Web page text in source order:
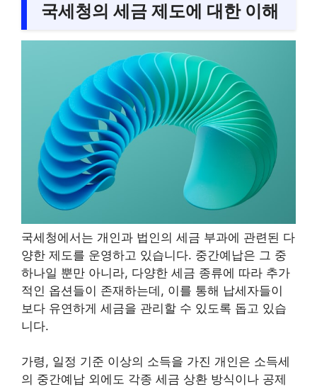
국세청의 세금 제도에 대한 이해
국세청에서는 개인과 법인의 세금 부과에 관련된 다
양한 제도를 운영하고 있습니다. 중간예납은 그 중
하나일 뿐만 아니라, 다양한 세금 종류에 따라 추가
적인 옵션들이 존재하는데, 이를 통해 납세자들이
보다 유연하게 세금을 관리할 수 있도록 돕고 있습
니다.
가령, 일정 기준 이상의 소득을 가진 개인은 소득세
의 중간예납 외에도 각종 세금 상환 방식이나 공제